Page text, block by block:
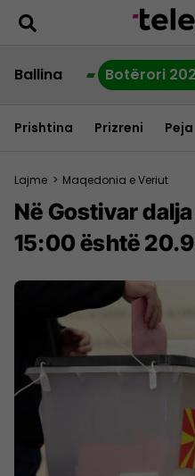
Ballina Botërori
Prishtina Prizreni Peja
Lajme > Maqedonia e Veriut
Në Gostivar
15:00 është